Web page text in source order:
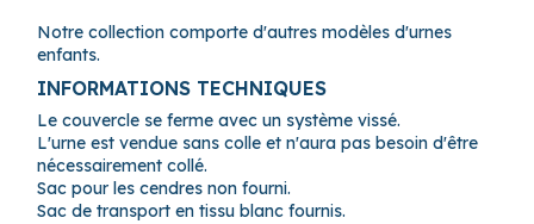
Notre collection comporte d'autres modèles d'urnes
enfants.
INFORMATIONS TECHNIQUES
Le couvercle se ferme avec un système vissé.
L'urne est vendue sans colle et n'aura pas besoin d'être
nécessairement collé.
Sac pour les cendres non fourni.
Sac de transport en tissu blanc fournis.